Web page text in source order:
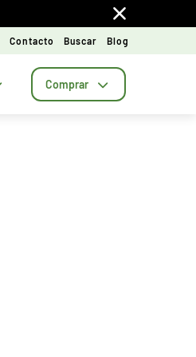
Contacto Buscar Blog
Comprar